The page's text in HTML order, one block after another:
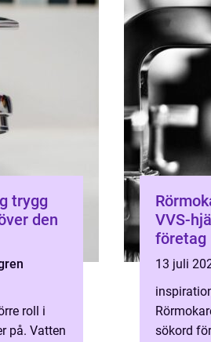
den
roll i
på. Vatten
VVS-
företag
13 juli
sökord